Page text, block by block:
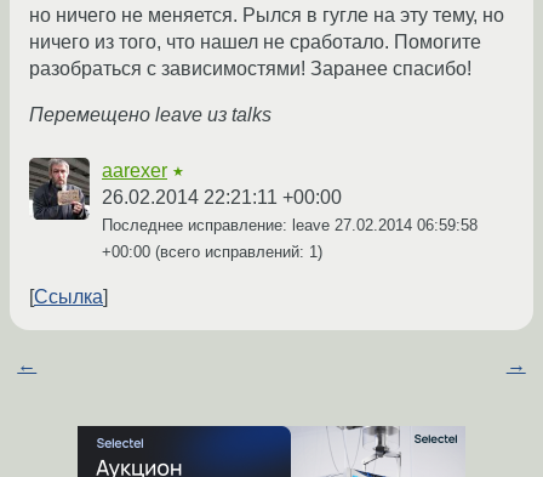
но ничего не меняется. Рылся в гугле на эту тему, но
ничего из того, что нашел не сработало. Помогите
разобраться с зависимостями! Заранее спасибо!
Перемещено leave из talks
aarexer ★
26.02.2014 22:21:11 +00:00
Последнее исправление: leave 27.02.2014 06:59:58
+00:00 (всего исправлений: 1)
Ссылка
← →